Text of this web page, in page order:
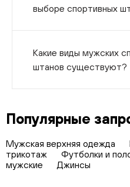
выборе спортивных
Какие виды мужских
штанов существуют?
Популярные
Мужская верхняя одежда
трикотаж
Футболки и
мужские
Джинсы